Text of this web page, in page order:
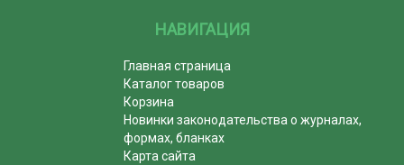
НАВИГАЦИЯ
Главная страница
Каталог товаров
Корзина
Новинки законодательства о журналах,
формах, бланках
Карта сайта